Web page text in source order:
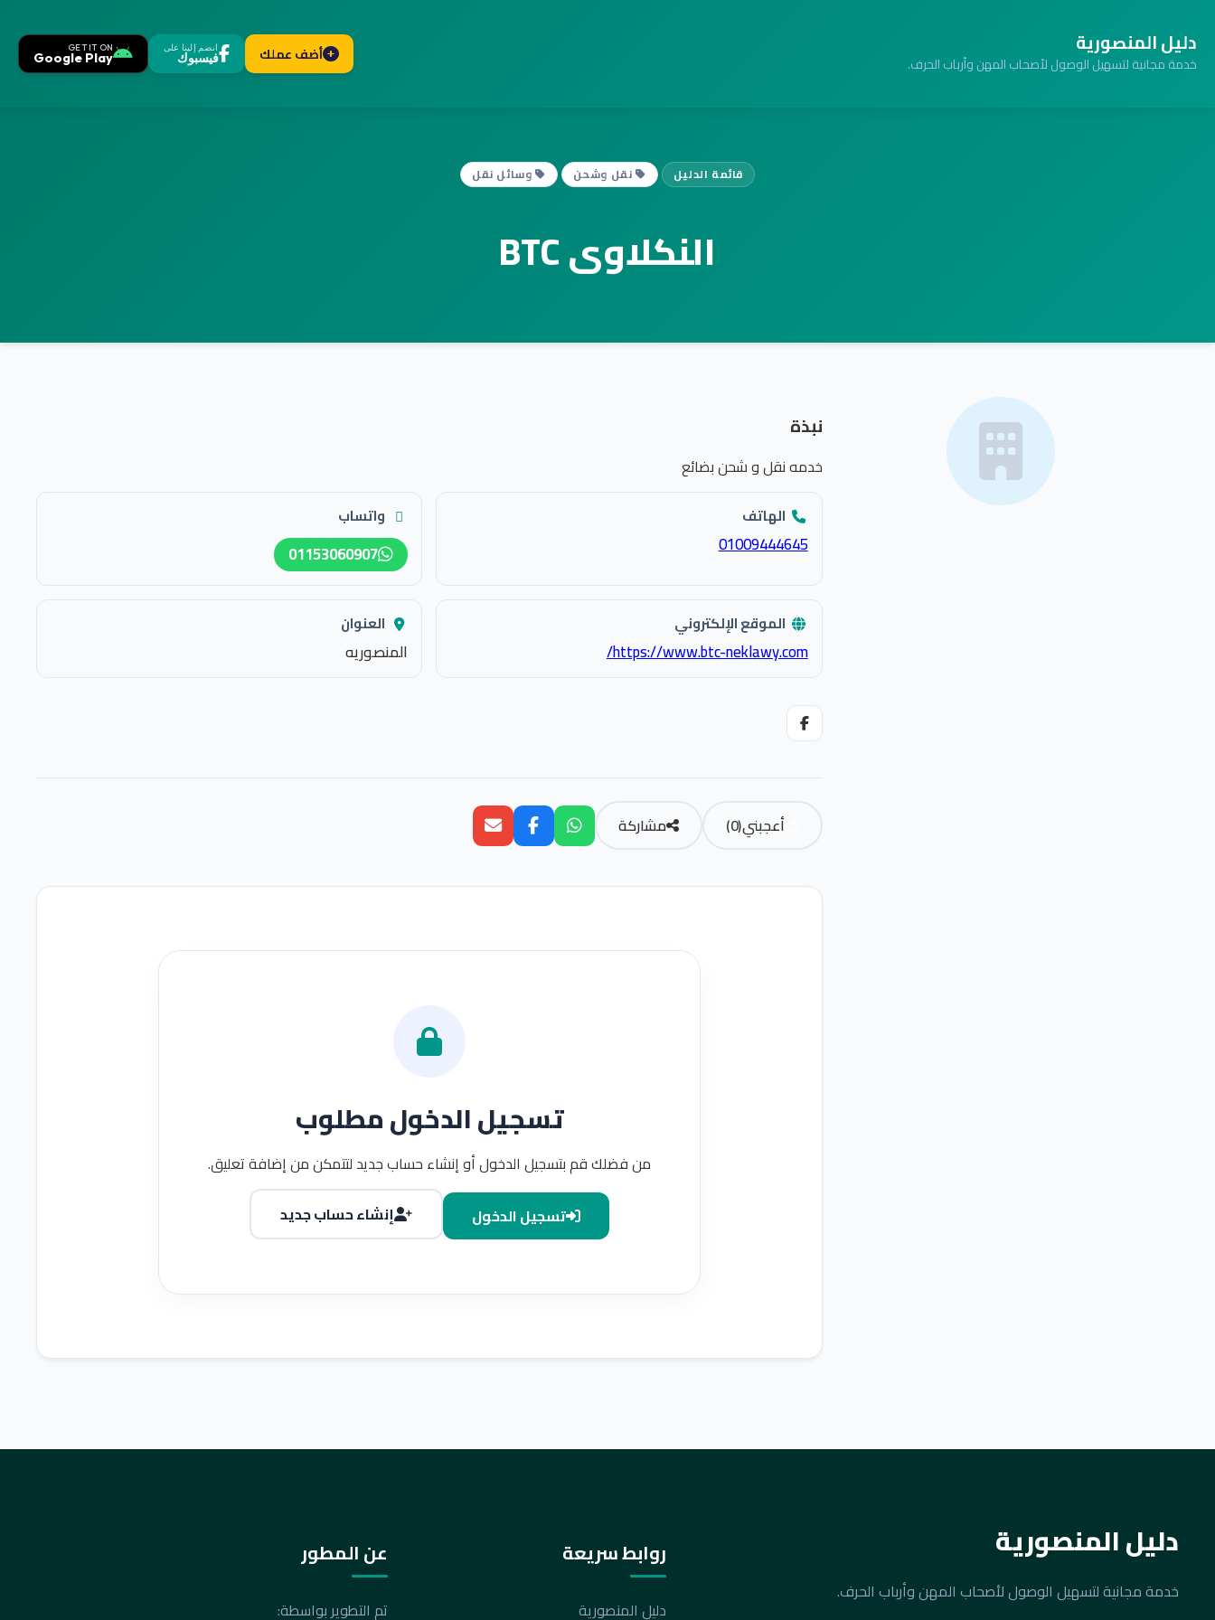
دليل المنصورية
خدمة مجانية لتسهيل الوصول لأصحاب المهن وأرباب الحرف. أضف عملك انضم إلينا على
فيسبوك
GET IT ON
Google Play
قائمة الدليل نقل وشحن وسائل نقل
النكلاوى BTC
نبذة
خدمه نقل و شحن بضائع
الهاتف
01009444645
واتساب
01153060907
الموقع الإلكتروني
https://www.btc-neklawy.com/
العنوان
المنصوريه
أعجبني(
0
) مشاركة
تسجيل الدخول مطلوب
من فضلك قم بتسجيل الدخول أو إنشاء حساب جديد لتتمكن من إضافة تعليق.
تسجيل الدخول
إنشاء حساب جديد
دليل المنصورية
خدمة مجانية لتسهيل الوصول لأصحاب المهن وأرباب الحرف.
روابط سريعة
دليل المنصورية
عن المطور
تم التطوير بواسطة: